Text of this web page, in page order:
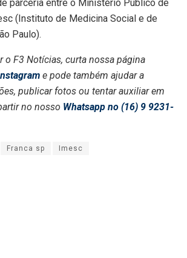
parceria entre o Ministério Público de
(Instituto de Medicina Social e de
Paulo).
o F3 Notícias, curta nossa página
e pode também ajudar a
publicar fotos ou tentar auxiliar em
no nosso Whatsapp no (16) 9 9231-
Franca sp Imesc